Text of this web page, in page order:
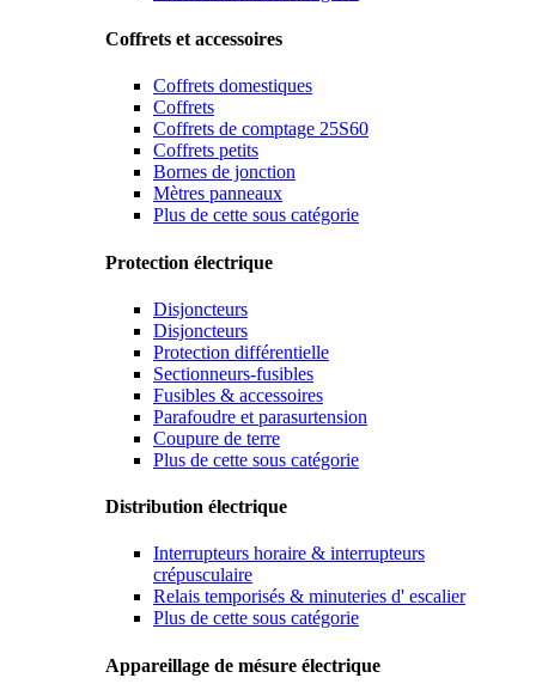
Coffrets et accessoires
Coffrets domestiques
Coffrets
Coffrets de comptage 25S60
Coffrets petits
Bornes de jonction
Mètres panneaux
Plus de cette sous catégorie
Protection électrique
Disjoncteurs
Disjoncteurs
Protection différentielle
Sectionneurs-fusibles
Fusibles & accessoires
Parafoudre et parasurtension
Coupure de terre
Plus de cette sous catégorie
Distribution électrique
Interrupteurs horaire & interrupteurs
crépusculaire
Relais temporisés & minuteries d' escalier
Plus de cette sous catégorie
Appareillage de mésure électrique